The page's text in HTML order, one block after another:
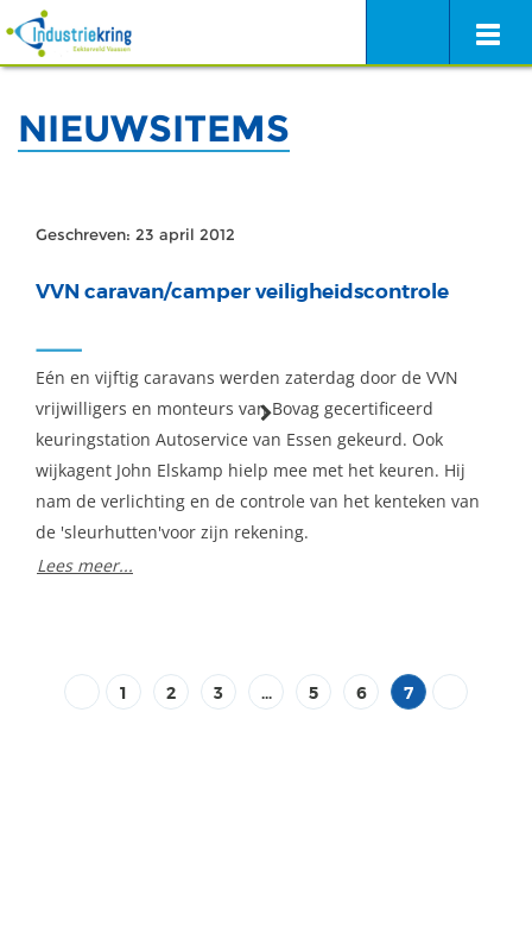
NIEUWSITEMS
Geschreven: 23 april 2012
VVN caravan/camper veiligheidscontrole
Eén en vijftig caravans werden zaterdag door de VVN
vrijwilligers en monteurs van Bovag gecertificeerd
keuringstation Autoservice van Essen gekeurd. Ook
wijkagent John Elskamp hielp mee met het keuren. Hij
nam de verlichting en de controle van het kenteken van
de 'sleurhutten'voor zijn rekening.
Lees meer...
1 2 3 ... 5 6 7